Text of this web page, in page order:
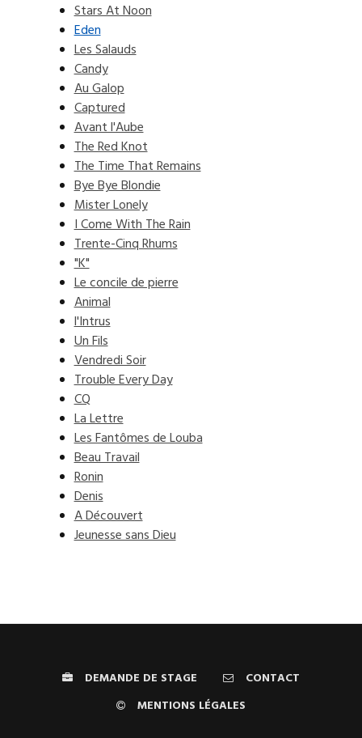
Stars At Noon
Eden
Les Salauds
Candy
Au Galop
Captured
Avant l'Aube
The Red Knot
The Time That Remains
Bye Bye Blondie
Mister Lonely
I Come With The Rain
Trente-Cinq Rhums
"K"
Le concile de pierre
Animal
l'Intrus
Un Fils
Vendredi Soir
Trouble Every Day
CQ
La Lettre
Les Fantômes de Louba
Beau Travail
Ronin
Denis
A Découvert
Jeunesse sans Dieu
DEMANDE DE STAGE
CONTACT
MENTIONS LÉGALES